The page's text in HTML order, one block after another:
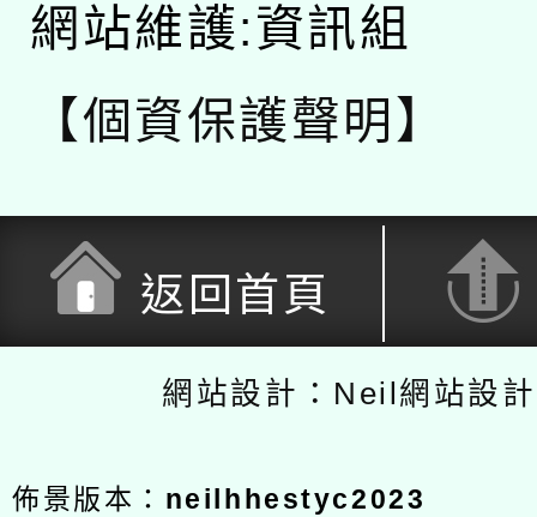
網站維護:資訊組
【個資保護聲明】
返回首頁
網站設計：Neil網站設
佈景版本： neilhhestyc2023